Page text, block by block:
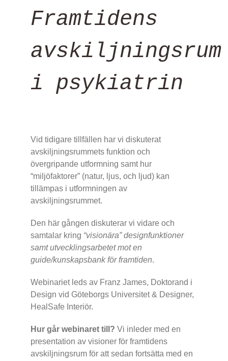
Framtidens
avskiljningsrum
i psykiatrin
Vid tidigare tillfällen har vi diskuterat
avskiljningsrummets funktion och
övergripande utformning samt hur
“miljöfaktorer” (natur, ljus, och ljud) kan
tillämpas i utformningen av
avskiljningsrummet.
Den här gången diskuterar vi vidare och
samtalar kring “visionära” designfunktioner
samt utvecklingsarbetet mot en
guide/kunskapsbank för framtiden.
Webinariet leds av Franz James, Doktorand i
Design vid Göteborgs Universitet & Designer,
HealSafe Interiör.
Hur går webinaret till? Vi inleder med en
presentation av visioner för framtidens
avskiljningsrum för att sedan fortsätta med en